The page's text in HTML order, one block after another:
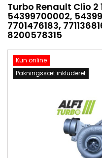
Turbo Renault Clio 2
54399700002,
7701476183,
8200578315
Kun online
Pakningssæt inkluderet